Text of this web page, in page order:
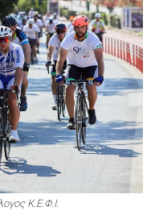
Κ.Ε.Φ.Ι.